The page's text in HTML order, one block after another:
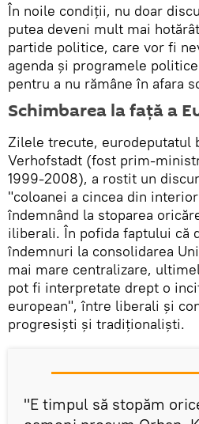
În noile condiții, nu doar
putea deveni mult mai
partide politice, care vor fi
agenda și programele
pentru a nu rămâne în afara
Schimbarea la față a
Zilele trecute, eurodeputatul
Verhofstadt (fost prim-
1999-2008), a rostit un
"coloanei a cincea din
îndemnând la stoparea
iliberali. În pofida faptului că
îndemnuri la consolidarea
mai mare centralizare,
pot fi interpretate drept o
european", între liberali și
progresiști și tradiționaliști.
"E timpul să stopăm